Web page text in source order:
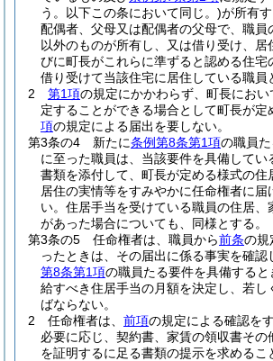
う。以下この条において同じ。)が所有
配偶者、父母又は配偶者の父母で、職員
以外のものが所有し、又は借り受け、居
びに町長がこれらに準ずると認める住宅
借り受けて当該住宅に居住している職員
2
第1項の規定にかかわらず、町長にお
定することができる場合として町長が定
項の規定による届出を要しない。
第3条の4
新たに条例第8条第1項の職員
に至った職員は、当該要件を具備してい
書類を添付して、町長が定める様式の住
居住の実情等をすみやかに任命権者に届
い。 住居手当を受けている職員の住居、
があった場合についても、同様とする。
第3条の5
任命権者は、職員から前条の規
ったときは、その届出に係る事実を確認
第8条第1項の職員たる要件を具備する
給すべき住居手当の月額を決定し、若し
ばならない。
2
任命権者は、 前項の規定による確認を
必要に応じ、契約書、家賃の領収書その
を証明するに足る書類の提示を求めるこ